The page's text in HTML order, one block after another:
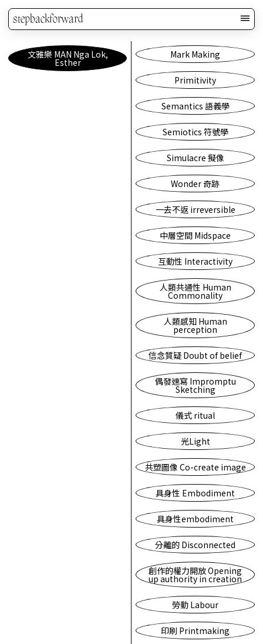
stepbackforward
Mark Making
Primitivity
Semantics 語義學
Semiotics 符號學
Simulacre 擬像
Wonder 奇跡
一去不返 irreversible
中層空間 Midspace
互動性 Interactivity
人類共通性 Human
Commonality
人類感知 Human
perception
信念質疑 Doubt of belief
偶發速寫 Impromptu
Sketching
儀式 ritual
光Light
共塑圖像 Co-create image
具身性 Embodiment
具身性embodiment
分離的 Disconnected
創作的權力開放 Opening
up authority in creation
勞動 Labour
印刷 Printmaking
文雅樂 MAN Nga Lok,
Esther